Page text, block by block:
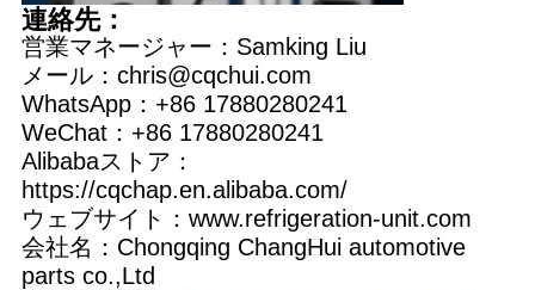
連絡先：
営業マネージャー：Samking Liu
メール：chris@cqchui.com
WhatsApp：+86 17880280241
WeChat：+86 17880280241
Alibabaストア：
https://cqchap.en.alibaba.com/
ウェブサイト：www.refrigeration-unit.com
会社名：Chongqing ChangHui automotive
parts co.,Ltd